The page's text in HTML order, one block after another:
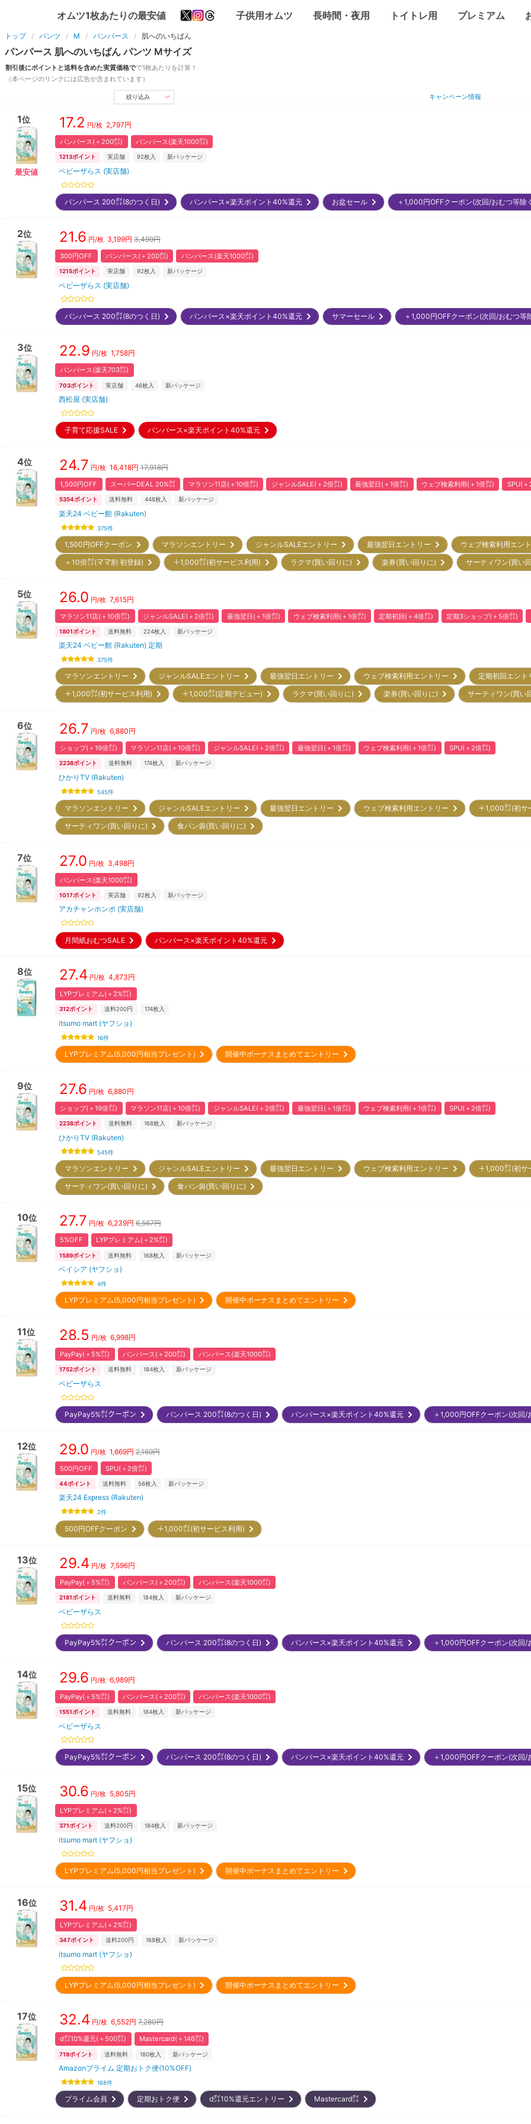
オムツ1枚あたりの最安値 子供用オムツ 長時間・夜用 トイトレ用 プレミアム
トップ パンツ M パンパース 肌へのいちばん
パンパース 肌へのいちばん パンツ Mサイズ
割引後にポイントと送料を含めた実質価格でで1枚あたりを計算！
（本ページのリンクには広告が含まれています）
絞り込み キャンペーン情報
1位
最安値
17.2 円/枚 2,797円
パンパース(＋200㌽) パンパース(楽天1000㌽)
1213ポイント 実店舗 92枚入 新パッケージ
ベビーザらス (実店舗)
パンパース 200㌽(8のつく日) パンパース×楽天ポイント40%還元 お盆セール ＋1,000円OFFクーポン(次回/おむつ等
2位 21.6 円/枚 3,199円 3,499円
300円OFF パンパース(＋200㌽) パンパース(楽天1000㌽)
1215ポイント 実店舗 92枚入 新パッケージ
ベビーザらス (実店舗)
パンパース 200㌽(8のつく日) パンパース×楽天ポイント40%還元 サマーセール ＋1,000円OFFクーポン(次回/おむつ
3位 22.9 円/枚 1,758円
パンパース(楽天703㌽)
703ポイント 実店舗 46枚入 新パッケージ
西松屋 (実店舗)
子育て応援SALE パンパース×楽天ポイント40%還元
4位 24.7 円/枚 16,418円 17,918円
1,500円OFF スーパーDEAL 20%㌽ マラソン11店(＋10倍㌽) ジャンルSALE(＋2倍㌽) 最強翌日(＋1倍㌽) ウェブ検索利用(＋1倍㌽) SPU(＋
5354ポイント 送料無料 448枚入 新パッケージ
楽天24 ベビー館 (Rakuten)
375件
1,500円OFFクーポン マラソンエントリー ジャンルSALEエントリー 最強翌日エントリー ウェブ検索利用エン
＋10倍㌽(ママ割 初登録)
＋1,000㌽(初サービス利用) ラクマ(買い回りに) 楽券(買い回りに) サーティワン(買い
5位 26.0 円/枚 7,615円
マラソン11店(＋10倍㌽) ジャンルSALE(＋2倍㌽) 最強翌日(＋1倍㌽) ウェブ検索利用(＋1倍㌽) 定期初回(＋4倍㌽) 定期3ショップ(＋5倍㌽)
1801ポイント 送料無料 224枚入 新パッケージ
楽天24 ベビー館 (Rakuten) 定期
375件
マラソンエントリー ジャンルSALEエントリー 最強翌日エントリー ウェブ検索利用エントリー 定期初回エン
＋1,000㌽(初サービス利用)
＋1,000㌽(定期デビュー) ラクマ(買い回りに) 楽券(買い回りに) サーティワン(買
6位 26.7 円/枚 6,880円
ショップ(＋19倍㌽) マラソン11店(＋10倍㌽) ジャンルSALE(＋2倍㌽) 最強翌日(＋1倍㌽) ウェブ検索利用(＋1倍㌽) SPU(＋2倍㌽)
2238ポイント 送料無料 174枚入 新パッケージ
ひかりTV (Rakuten)
545件
マラソンエントリー ジャンルSALEエントリー 最強翌日エントリー ウェブ検索利用エントリー ＋1,000㌽(初
サーティワン(買い回りに)
食パン袋(買い回りに)
7位 27.0 円/枚 3,498円
パンパース(楽天1000㌽)
1017ポイント 実店舗 92枚入 新パッケージ
アカチャンホンポ (実店舗)
月間紙おむつSALE パンパース×楽天ポイント40%還元
8位 27.4 円/枚 4,873円
LYPプレミアム(＋2%㌽)
312ポイント 送料200円 174枚入
itsumo mart (ヤフショ)
16件
LYPプレミアム(5,000円相当プレゼント) 開催中ボーナスまとめてエントリー
9位 27.6 円/枚 6,880円
ショップ(＋19倍㌽) マラソン11店(＋10倍㌽) ジャンルSALE(＋2倍㌽) 最強翌日(＋1倍㌽) ウェブ検索利用(＋1倍㌽) SPU(＋2倍㌽)
2238ポイント 送料無料 168枚入 新パッケージ
ひかりTV (Rakuten)
545件
マラソンエントリー ジャンルSALEエントリー 最強翌日エントリー ウェブ検索利用エントリー ＋1,000㌽(初
サーティワン(買い回りに)
食パン袋(買い回りに)
10位 27.7 円/枚 6,239円 6,567円
5%OFF LYPプレミアム(＋2%㌽)
1589ポイント 送料無料 168枚入 新パッケージ
ベイシア (ヤフショ)
4件
LYPプレミアム(5,000円相当プレゼント) 開催中ボーナスまとめてエントリー
11位 28.5 円/枚 6,998円
PayPay(＋5%㌽) パンパース(＋200㌽) パンパース(楽天1000㌽)
1752ポイント 送料無料 184枚入 新パッケージ
ベビーザらス
PayPay5%㌽クーポン パンパース 200㌽(8のつく日) パンパース×楽天ポイント40%還元 ＋1,000円OFFクーポン(次
12位 29.0 円/枚 1,669円 2,169円
500円OFF SPU(＋2倍㌽)
44ポイント 送料無料 56枚入 新パッケージ
楽天24 Express (Rakuten)
2件
500円OFFクーポン ＋1,000㌽(初サービス利用)
13位 29.4 円/枚 7,596円
PayPay(＋5%㌽) パンパース(＋200㌽) パンパース(楽天1000㌽)
2181ポイント 送料無料 184枚入 新パッケージ
ベビーザらス
PayPay5%㌽クーポン パンパース 200㌽(8のつく日) パンパース×楽天ポイント40%還元 ＋1,000円OFFクーポン(次
14位 29.6 円/枚 6,989円
PayPay(＋5%㌽) パンパース(＋200㌽) パンパース(楽天1000㌽)
1551ポイント 送料無料 184枚入 新パッケージ
ベビーザらス
PayPay5%㌽クーポン パンパース 200㌽(8のつく日) パンパース×楽天ポイント40%還元 ＋1,000円OFFクーポン(次
15位 30.6 円/枚 5,805円
LYPプレミアム(＋2%㌽)
371 ポイント 送料200円 184枚入 新パッケージ
itsumo mart (ヤフショ)
LYPプレミアム(5,000円相当プレゼント) 開催中ボーナスまとめてエントリー
16位 31.4 円/枚 5,417円
LYPプレミアム(＋2%㌽)
347ポイント 送料200円 168枚入 新パッケージ
itsumo mart (ヤフショ)
LYPプレミアム(5,000円相当プレゼント) 開催中ボーナスまとめてエントリー
17位 32.4 円/枚 6,552円 7,280円
d㌽10%還元(＋500㌽) Mastercard(＋146㌽)
719ポイント 送料無料 180枚入 新パッケージ
Amazonプライム 定期おトク便(10%OFF)
168件
プライム会員 定期おトク便 d㌽10%還元エントリー Mastercard㌽